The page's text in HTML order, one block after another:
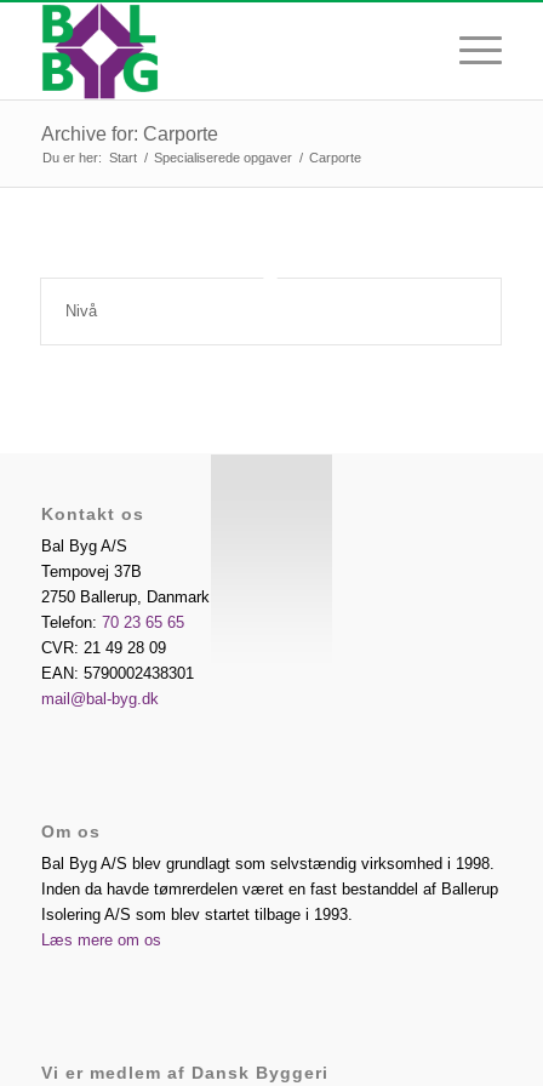
Archive for: Carporte
Du er her: Start / Specialiserede opgaver / Carporte
Nivå
Kontakt os
Bal Byg A/S
Tempovej 37B
2750 Ballerup, Danmark
Telefon: 70 23 65 65
CVR: 21 49 28 09
EAN: 5790002438301
mail@bal-byg.dk
Om os
Bal Byg A/S blev grundlagt som selvstændig virksomhed i 1998.
Inden da havde tømrerdelen været en fast bestanddel af Ballerup
Isolering A/S som blev startet tilbage i 1993.
Læs mere om os
Vi er medlem af Dansk Byggeri